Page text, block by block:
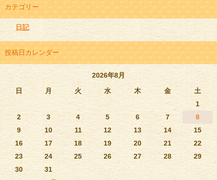
カテゴリー
日記
投稿日カレンダー
2026年8月
日
月 火 水 木 金 土
1
2
3 4 5 6 7
8
9
10 11 12 13 14
15
16
17 18 19 20 21
22
23
24 25 26 27 28
29
30
31